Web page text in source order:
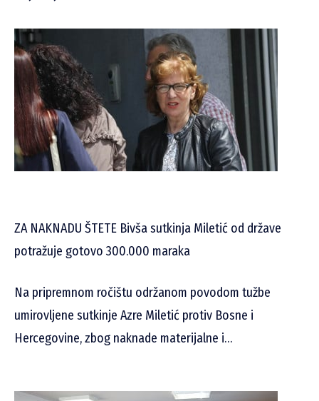
ZA NAKNADU ŠTETE Bivša sutkinja Miletić od države
potražuje gotovo 300.000 maraka
Na pripremnom ročištu održanom povodom tužbe
umirovljene sutkinje Azre Miletić protiv Bosne i
Hercegovine, zbog naknade materijalne i…